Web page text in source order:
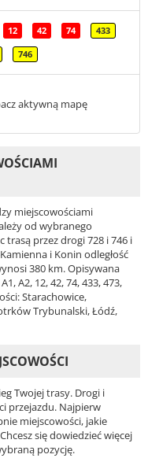
12 42 74 433
746
aktywną mapę
miejscowościami
od wybranego
trasą przez drogi 728 i 746 i
i Konin odległość
380 km. Opisywana
A2, 12, 42, 74, 433, 473,
Starachowice,
Trybunalski, Łódź,
Twojej trasy. Drogi i
przejazdu. Najpierw
miejscowości, jakie
się dowiedzieć więcej
pozycję.